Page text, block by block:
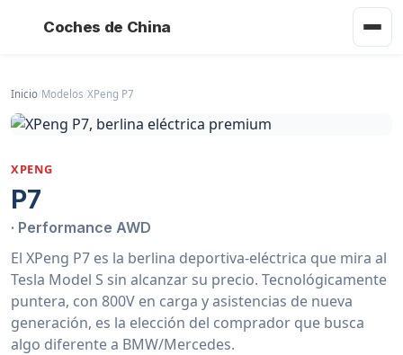
Coches de China
Inicio/Modelos/XPeng P7
XPENG
P7
· Performance AWD
El XPeng P7 es la berlina deportiva-eléctrica que mira al
Tesla Model S sin alcanzar su precio. Tecnológicamente
puntera, con 800V en carga y asistencias de nueva
generación, es la elección del comprador que busca
algo diferente a BMW/Mercedes.